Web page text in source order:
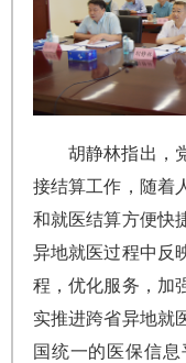
胡静林指出，
接结算工作，随着
和就医结算方便快
异地就医过程中反
程，优化服务，加
实推进跨省异地就
国统一的医保信